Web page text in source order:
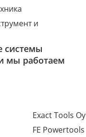
и
системы
мы работаем
Exact Tools Oy
FE Powertools